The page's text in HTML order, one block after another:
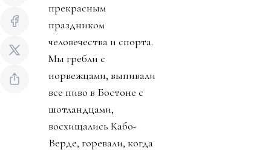
прекрасным
праздником
человечества и спорта.
Мы гребли с
норвежцами, выпивали
все пиво в Бостоне с
шотландцами,
восхищались Кабо-
Верде, горевали, когда